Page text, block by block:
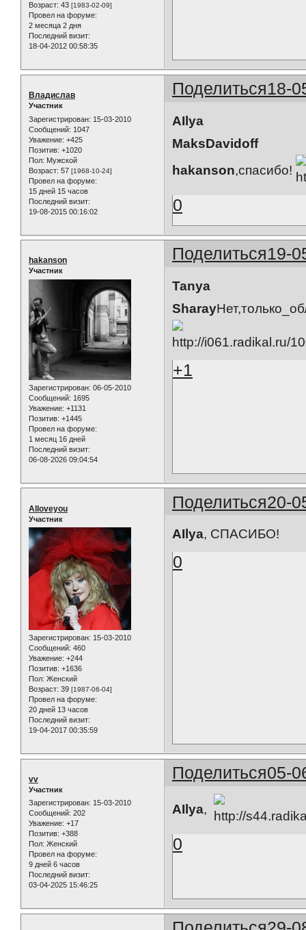
Возраст: 43 [1983-02-09]
Провел на форуме:
2 месяца 2 дня
Последний визит:
18-04-2012 00:58:35
Поделиться18-
Владислав
Участник
Зарегистрирован: 15-03-2010
Сообщений: 1047
Уважение: +425
Позитив: +1020
Пол: Мужской
Возраст: 57 [1968-10-24]
Провел на форуме:
15 дней 15 часов
Последний визит:
19-08-2015 00:16:02
AIlya
MaksDavidoff
hakanson,спасибо!
0
Поделиться19-
hakanson
Участник
Зарегистрирован: 06-05-2010
Сообщений: 1695
Уважение: +1131
Позитив: +1445
Провел на форуме:
1 месяц 16 дней
Последний визит:
06-08-2026 09:04:54
Tanya
Sharay
+1
Поделиться20-
Alloveyou
Участник
Зарегистрирован: 15-03-2010
Сообщений: 460
Уважение: +244
Позитив: +1636
Пол: Женский
Возраст: 39 [1987-06-04]
Провел на форуме:
20 дней 13 часов
Последний визит:
19-04-2017 00:35:59
AIlya, СПАСИБО!
0
Поделиться05-
vv
Участник
Зарегистрирован: 15-03-2010
Сообщений: 202
Уважение: +17
Позитив: +388
Пол: Женский
Провел на форуме:
9 дней 6 часов
Последний визит:
03-04-2025 15:46:25
AIlya,
0